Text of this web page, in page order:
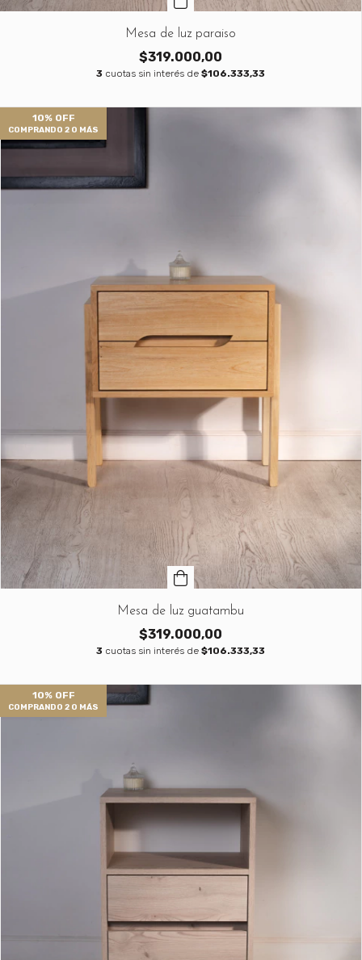
Mesa de luz paraiso
$319.000,00
3 cuotas sin interés de $106.333,33
10% OFF
COMPRANDO 2 O MÁS
Mesa de luz guatambu
$319.000,00
3 cuotas sin interés de $106.333,33
10% OFF
COMPRANDO 2 O MÁS